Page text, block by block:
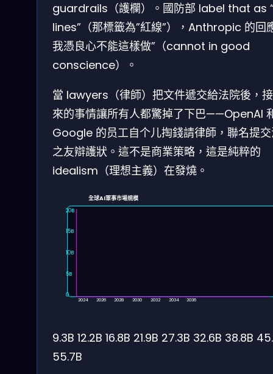
guardrails（護欄）。國防部 label that as
lines”（那標籤為”紅線”），Anthropic 的回
我憑良心不能這樣做”（cannot in good
conscience）。
當 lawyers（律師）把文件遞交給法院後，
來的事情讓所有人都驚掉了下巴——OpenAI
Google 的员工自个儿掏錢請律師，聯名提
之友辯護狀。這不是商業策略，這是純粹的
idealism（理想主義）在發燒。
全球AI軍事市場規模
2024 2026 2028 2030 2032 2034 2036
0
5B
10B
15B
20B
9.3B 12.2B 16.8B 21.9B 27.3B 32.6B 38.8B
55.7B